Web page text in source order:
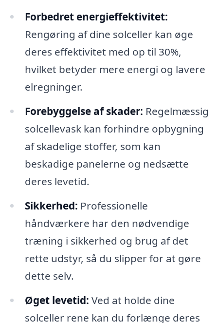
Forbedret energieffektivitet:
Rengøring af dine solceller kan øge
deres effektivitet med op til 30%,
hvilket betyder mere energi og lavere
elregninger.
Forebyggelse af skader: Regelmæssig
solcellevask kan forhindre opbygning
af skadelige stoffer, som kan
beskadige panelerne og nedsætte
deres levetid.
Sikkerhed: Professionelle
håndværkere har den nødvendige
træning i sikkerhed og brug af det
rette udstyr, så du slipper for at gøre
dette selv.
Øget levetid: Ved at holde dine
solceller rene kan du forlænge deres